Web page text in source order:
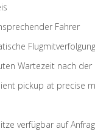
Fahrer
Flugmitverfolgung
Wartezeit nach der
pickup at precise
verfügbar auf